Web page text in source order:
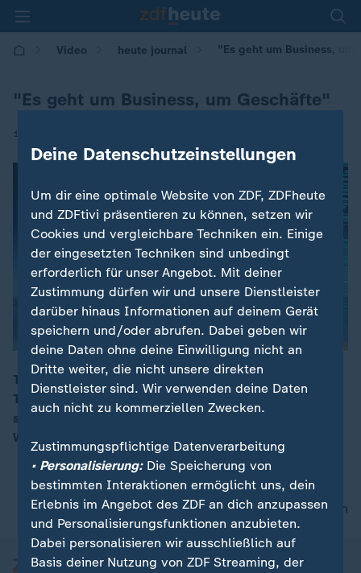
Video heute journal "Es geht um Business, um
"Es geht um Business, um Geschäfte"
10.11.2025 | 21:45
00:16
Trump trifft Al-Scharaa: Aus westlicher Sicht ein
Tabubruch, während der Besuch in Syrien mehrheitlich
sehr gut ankomme, so die ZDF-Korrespondenten aus
Washington und Damaskus.
nach oben
Deine Datenschutzeinstellungen
Um dir eine optimale Website von ZDF, ZDFheute
und ZDFtivi präsentieren zu können, setzen wir
Cookies und vergleichbare Techniken ein. Einige
der eingesetzten Techniken sind unbedingt
erforderlich für unser Angebot. Mit deiner
Zustimmung dürfen wir und unsere Dienstleister
darüber hinaus Informationen auf deinem Gerät
speichern und/oder abrufen. Dabei geben wir
deine Daten ohne deine Einwilligung nicht an
Dritte weiter, die nicht unsere direkten
Dienstleister sind. Wir verwenden deine Daten
auch nicht zu kommerziellen Zwecken.
Zustimmungspflichtige Datenverarbeitung
• Personalisierung:Die Speicherung von
bestimmten Interaktionen ermöglicht uns, dein
Erlebnis im Angebot des ZDF an dich anzupassen
und Personalisierungsfunktionen anzubieten.
Dabei personalisieren wir ausschließlich auf
Basis deiner Nutzung von ZDF Streaming, der